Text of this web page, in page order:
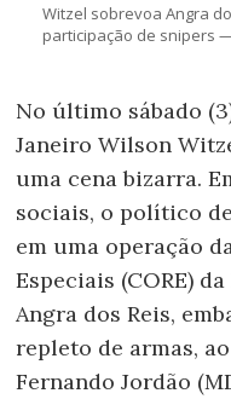
Witzel sobrevoa Angra
participação de snipers
No último sábado
Janeiro Wilson
uma cena bizarra.
sociais, o político
em uma operação
Especiais (CORE)
Angra dos Reis,
repleto de armas,
Fernando Jordão